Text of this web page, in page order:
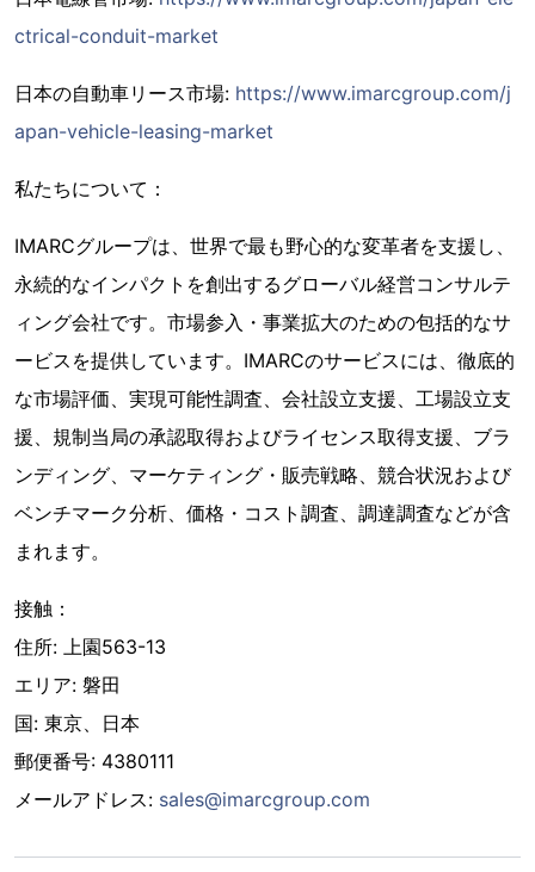
ctrical-conduit-market
日本の自動車リース市場: https://www.imarcgroup.com/j
apan-vehicle-leasing-market
私たちについて：
IMARCグループは、世界で最も野心的な変革者を支援し、
永続的なインパクトを創出するグローバル経営コンサルテ
ィング会社です。市場参入・事業拡大のための包括的なサ
ービスを提供しています。IMARCのサービスには、徹底的
な市場評価、実現可能性調査、会社設立支援、工場設立支
援、規制当局の承認取得およびライセンス取得支援、ブラ
ンディング、マーケティング・販売戦略、競合状況および
ベンチマーク分析、価格・コスト調査、調達調査などが含
まれます。
接触：
住所: 上園563-13
エリア: 磐田
国: 東京、日本
郵便番号: 4380111
メールアドレス: sales@imarcgroup.com